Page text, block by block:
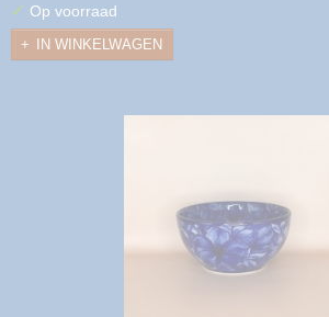
✓ Op voorraad
IN WINKELWAGEN